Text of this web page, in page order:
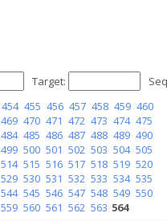
Target:
454 455 456 457 458 459 460
469 470 471 472 473 474 475
484 485 486 487 488 489 490
499 500 501 502 503 504 505
514 515 516 517 518 519 520
529 530 531 532 533 534 535
544 545 546 547 548 549 550
559 560 561 562 563 564